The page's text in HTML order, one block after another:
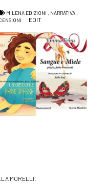
MILENA EDIZIONI , NARRATIVA ,
EDIT
MORELLI.